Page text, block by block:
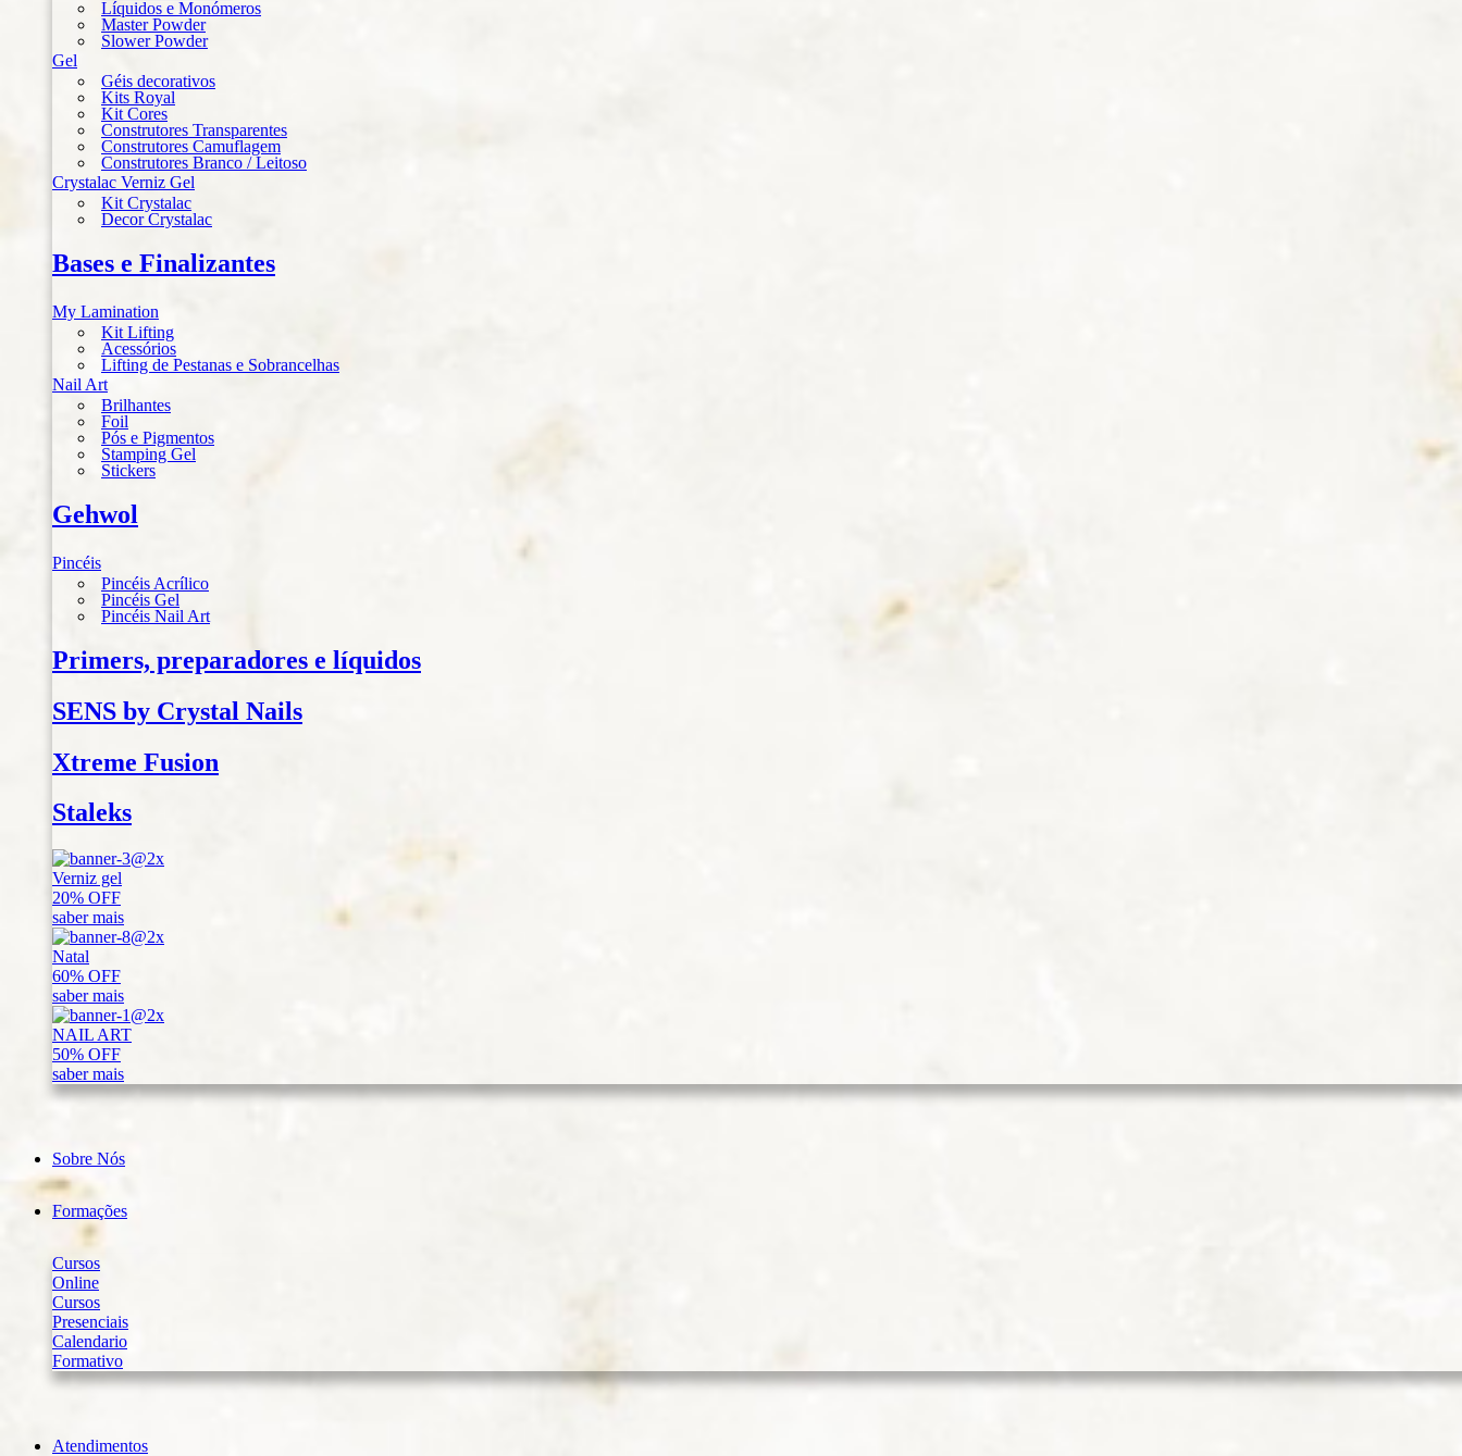
Líquidos e Monómeros
Master Powder
Slower Powder
Gel
Géis decorativos
Kits Royal
Kit Cores
Construtores Transparentes
Construtores Camuflagem
Construtores Branco / Leitoso
Crystalac Verniz Gel
Kit Crystalac
Decor Crystalac
Bases e Finalizantes
My Lamination
Kit Lifting
Acessórios
Lifting de Pestanas e Sobrancelhas
Nail Art
Brilhantes
Foil
Pós e Pigmentos
Stamping Gel
Stickers
Gehwol
Pincéis
Pincéis Acrílico
Pincéis Gel
Pincéis Nail Art
Primers, preparadores e líquidos
SENS by Crystal Nails
Xtreme Fusion
Staleks
Verniz gel
20% OFF
saber mais
Natal
60% OFF
saber mais
NAIL ART
50% OFF
saber mais
Sobre Nós
Formações
Cursos
Online
Cursos
Presenciais
Calendario
Formativo
Atendimentos